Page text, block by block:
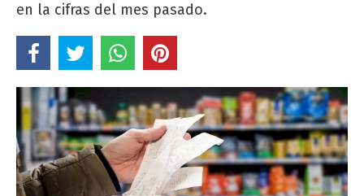
en la cifras del mes pasado.